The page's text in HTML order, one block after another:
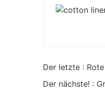
Der letzte :
Der nächste! :